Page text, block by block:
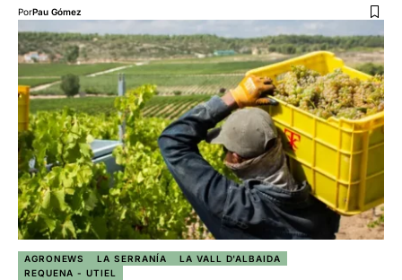
PorPau Gómez
AGRONEWS LA SERRANÍA
LA VALL D'ALBAIDA
REQUENA - UTIEL